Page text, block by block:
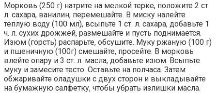
Морковь (250 г) натрите на мелкой терке, положите 2 ст.
л. сахара, ванилин, перемешайте. В миску налейте
теплую воду (100 мл), всыпьте 1 ст. л. сахара, добавьте 1
ч. л. сухих дрожжей, размешайте и пусть поднимается.
Изюм (горсть) распарьте, обсушите. Муку ржаную (100 г)
и пшеничную (100г) смешайте, просейте. В морковь
влейте опару и 3 ст. л. масла, добавьте изюм. Всыпьте
муку и замесите тесто. Оставьте на полчаса. Затем
обжаривайте оладушки с двух сторон и выкладывайте
на бумажную салфетку, чтобы убрать излишки масла.